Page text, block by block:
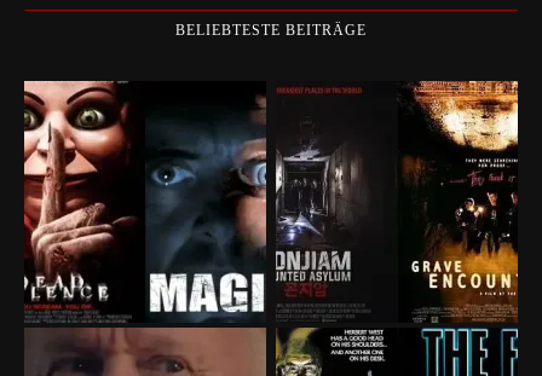
BELIEBTESTE BEITRÄGE